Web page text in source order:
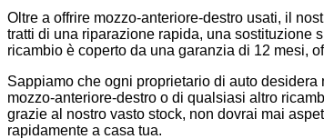
Oltre a offrire mozzo-anteriore-destro usati, il
tratti di una riparazione rapida, una sostituzione
ricambio è coperto da una garanzia di 12 mesi,
Sappiamo che ogni proprietario di auto
mozzo-anteriore-destro o di qualsiasi altro
grazie al nostro vasto stock, non dovrai mai
rapidamente a casa tua.